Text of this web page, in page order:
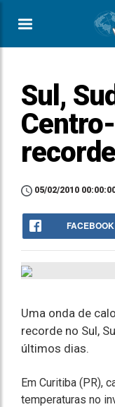
Sul,
05/02/2010
FACEBOOK
Uma onda de
recorde no Sul,
últimos dias.
Em Curitiba (PR),
temperaturas no